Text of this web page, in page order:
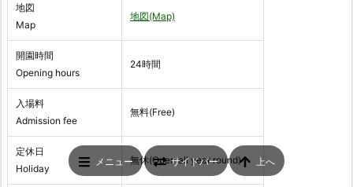
地図
Map
地図(Map)
開園時間
Opening hours
24時間
入場料
Admission fee
無料(Free)
定休日
Holiday
無休(Open all year round)
メニュー サイドバー 上へ